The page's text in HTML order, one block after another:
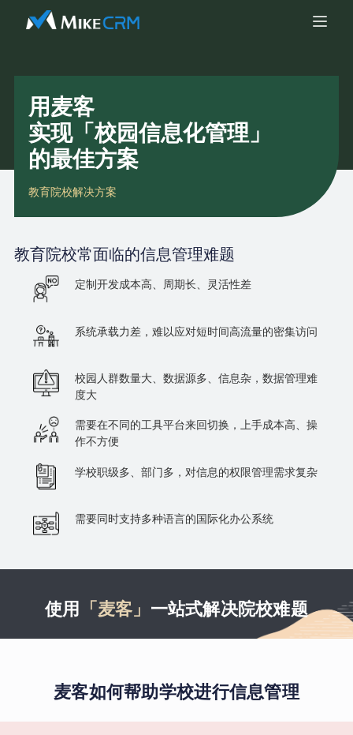
用麦客
实现「校园信息化管理」
的最佳方案
教育院校解决方案
教育院校常面临的信息管理难题
定制开发成本高、周期长、灵活性差
系统承载力差，难以应对短时间高流量的密集访问
校园人群数量大、数据源多、信息杂，数据管理难
度大
需要在不同的工具平台来回切换，上手成本高、操
作不方便
学校职级多、部门多，对信息的权限管理需求复杂
需要同时支持多种语言的国际化办公系统
使用 「麦客」 一站式解决院校难题
麦客如何帮助学校进行信息管理